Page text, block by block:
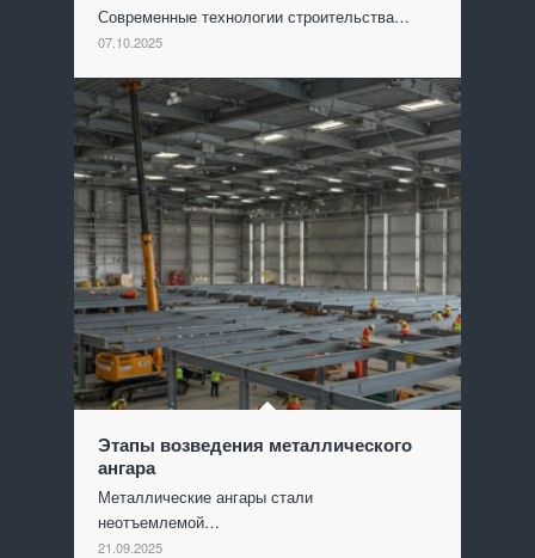
Современные технологии строительства…
07.10.2025
Этапы возведения металлического
ангара
Металлические ангары стали
неотъемлемой…
21.09.2025